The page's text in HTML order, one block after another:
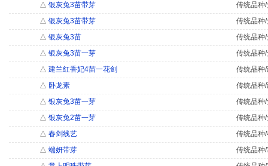
△ 银灰兔3苗带芽
传统品种
△ 银灰兔3苗带芽
传统品种
△ 银灰兔3苗
传统品种
△ 银灰兔3苗一芽
传统品种
△ 建兰红香妃4苗一花剑
传统品种
△ 卧龙素
传统品种
△ 银灰兔3苗一芽
传统品种
△ 银灰兔2苗一芽
传统品种
△ 春剑线艺
传统品种
△ 端妍带芽
传统品种